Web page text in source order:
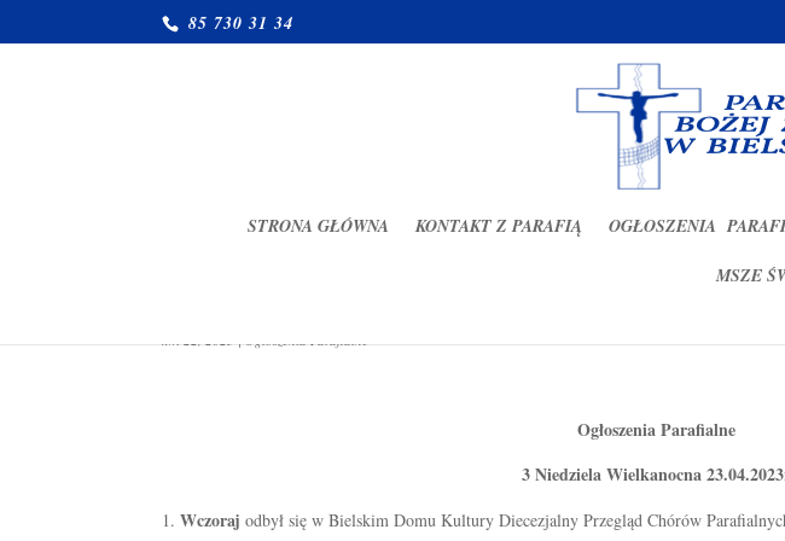
85 730 31 34
STRONA GŁÓWNA KONTAKT Z PARAFIĄ OGŁOSZENIA
MSZE
kwi 22, 2023|Ogłoszenia Parafialne
Ogłoszenia Parafialne
3 Niedziela Wielkanocna
Wczorajodbył się w Bielskim Domu Kultury Diecezjalny Przegląd Chórów